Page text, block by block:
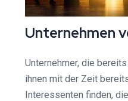
Unternehmen
Unternehmer, die
ihnen mit der Zeit
Interessenten finden,